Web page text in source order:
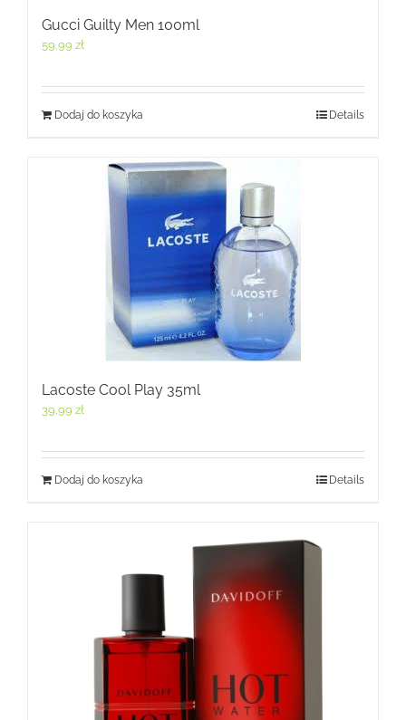
Gucci Guilty Men 100ml
59,99 zł
Dodaj do koszyka Details
Lacoste Cool Play 35ml
39,99 zł
Dodaj do koszyka Details